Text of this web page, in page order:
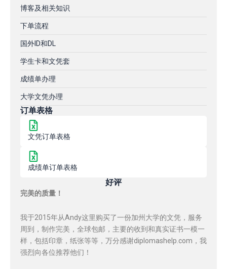
博客及相关知识
下单流程
国外ID和DL
学生卡和文凭套
成绩单办理
大学文凭办理
订单表格
文凭订单表格
成绩单订单表格
好评
完美的质量！
我于2015年从Andy这里购买了一份加州大学的文凭，服务
周到，制作完美，全球包邮，主要的收到和真实证书一模一
样，包括印章，纸张等等，万分感谢diplomashelp.com，我
强烈向各位推荐他们！